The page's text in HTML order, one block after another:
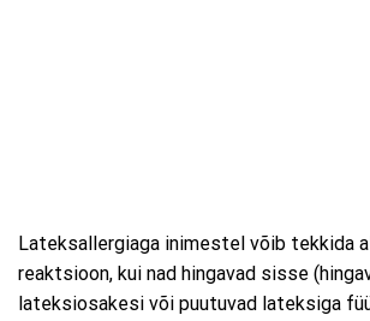
Lateksallergiaga inimestel võib tekkida
reaktsioon, kui nad hingavad sisse
lateksiosakesi või puutuvad lateksiga